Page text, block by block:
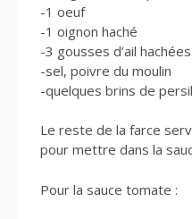
-1 oeuf
-1 oignon haché
-3 gousses d’ail hachées
-sel, poivre du moulin
-quelques brins de
Le reste de la farce
pour mettre dans la
Pour la sauce tomate :